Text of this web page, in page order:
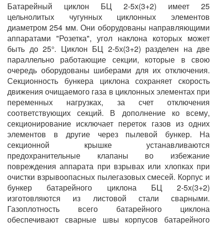
Батарейный циклон БЦ 2-5х(3+2) имеет 25
цельнолитых чугунных циклонных элементов
диаметром 254 мм. Они оборудованы направляющими
аппаратами "Розетка", угол наклона которых может
быть до 25°. Циклон БЦ 2-5х(3+2) разделен на две
параллельно работающие секции, которые в свою
очередь оборудованы шиберами для их отключения.
Секционность бункера циклона сохраняет скорость
движения очищаемого газа в циклонных элементах при
переменных нагрузках, за счет отключения
соответствующих секций. В дополнение ко всему,
секционирование исключает переток газов из одних
элементов в другие через пылевой бункер. На
секционной крышке устанавливаются
предохранительные клапаны во избежание
повреждения аппарата при взрывах или хлопках при
очистки взрывоопасных пылегазовых смесей. Корпус и
бункер батарейного циклона БЦ 2-5х(3+2)
изготовляются из листовой стали сварными.
Газоплотность всего батарейного циклона
обеспечивают сварные швы корпусов батарейного